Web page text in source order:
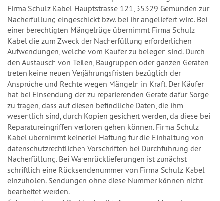
Firma Schulz Kabel Hauptstrasse 121, 35329 Gemünden zur
Nacherfüllung eingeschickt bzw. bei ihr angeliefert wird. Bei
einer berechtigten Mängelrüge übernimmt Firma Schulz
Kabel die zum Zweck der Nacherfüllung erforderlichen
Aufwendungen, welche vom Käufer zu belegen sind. Durch
den Austausch von Teilen, Baugruppen oder ganzen Geräten
treten keine neuen Verjährungsfristen bezüglich der
Ansprüche und Rechte wegen Mängeln in Kraft. Der Käufer
hat bei Einsendung der zu reparierenden Geräte dafür Sorge
zu tragen, dass auf diesen befindliche Daten, die ihm
wesentlich sind, durch Kopien gesichert werden, da diese bei
Reparatureingriffen verloren gehen können. Firma Schulz
Kabel übernimmt keinerlei Haftung für die Einhaltung von
datenschutzrechtlichen Vorschriften bei Durchführung der
Nacherfüllung. Bei Warenrücklieferungen ist zunächst
schriftlich eine Rücksendenummer von Firma Schulz Kabel
einzuholen. Sendungen ohne diese Nummer können nicht
bearbeitet werden.